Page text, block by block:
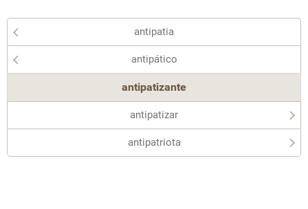
antipatia
antipático
antipatizante
antipatizar
antipatriota